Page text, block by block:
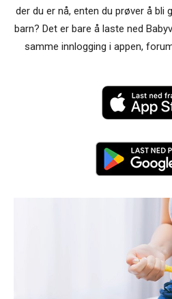
der du er nå, enten du prøver å bli
barn? Det er bare å laste ned
samme innlogging i appen,